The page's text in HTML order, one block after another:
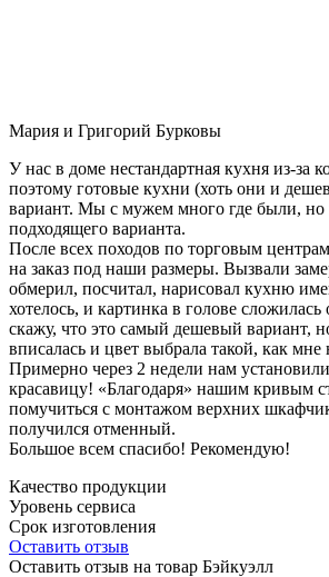
Мария и Григорий Бурковы
У нас в доме нестандартная кухня из-за
поэтому готовые кухни (хоть они и
вариант. Мы с мужем много где были,
подходящего варианта.
После всех походов по торговым
на заказ под наши размеры. Вызвали
обмерил, посчитал, нарисовал кухню
хотелось, и картинка в голове
скажу, что это самый дешевый вариант,
вписалась и цвет выбрала такой, как мне
Примерно через 2 недели нам
красавицу! «Благодаря» нашим кривым
помучиться с монтажом верхних
получился отменный.
Большое всем спасибо! Рекомендую!
Качество продукции
Уровень сервиса
Срок изготовления
Оставить отзыв
Оставить отзыв на товар Бэйкуэлл